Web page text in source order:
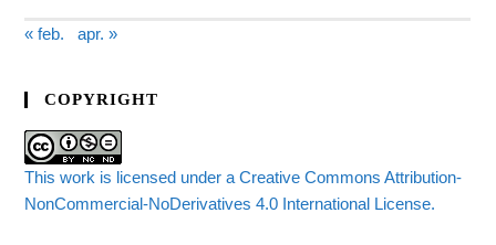
« feb. apr. »
COPYRIGHT
This work is licensed under a Creative Commons Attribution-
NonCommercial-NoDerivatives 4.0 International License.